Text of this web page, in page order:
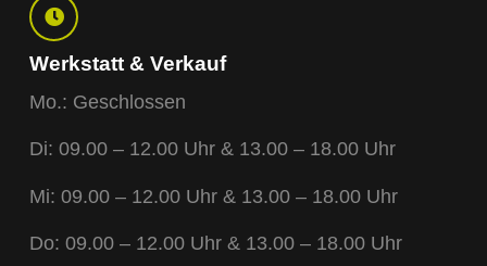
Werkstatt & Verkauf
Mo.: Geschlossen
Di: 09.00 – 12.00 Uhr & 13.00 – 18.00 Uhr
Mi: 09.00 – 12.00 Uhr & 13.00 – 18.00 Uhr
Do: 09.00 – 12.00 Uhr & 13.00 – 18.00 Uhr